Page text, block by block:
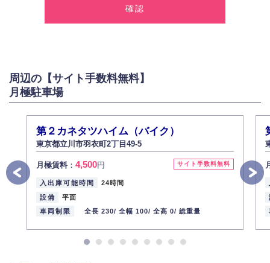
2.個人情報の利用
お問い合わせに対する回答、資料等の送付
採用に関する回答、情報の提供
弊社は取り扱う個人情報の外部への漏洩を防止し、その利用目的に応じて
適切かつ安全に管理します。
4.個人情報の第三者提供
法的義務など正当な理由に基づく要請があった場合を除き、お客様の個人
情報をご本人の同意なく第三者に提供いたしません。
5.個人情報の開示・訂正・削除
お客様ご本人から自己の個人情報開示の請求があった場合、すみやかに開
ん）。
また、個人情報の内容に誤りがあり、ご本人から訂正・追加・削除の請求
周辺の【サイト手数料無料】
月極駐車場
第２カネタツハイム（バイク）
東京都立川市羽衣町2丁目49-5
サイト手数料無料
月極賃料： 4,500円
入出庫可能時間
24時間
設備
平面
車両制限
全長 230/ 全幅 100/ 全高 0/ 総重量